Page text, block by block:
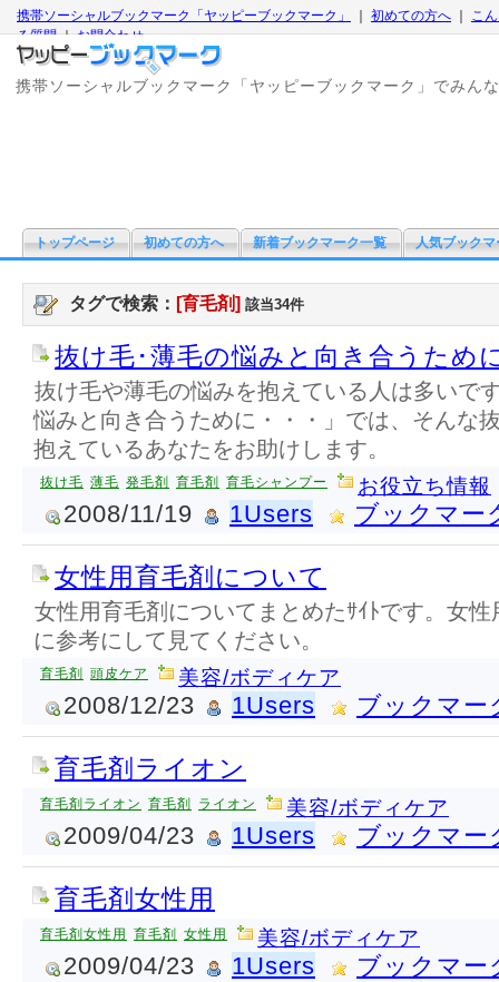
携帯ソーシャルブックマーク「ヤッピーブックマーク」 初めての方へ
こ
る質問｜お問合わせ
携帯ソーシャルブックマーク「ヤッピーブックマーク」でみん
トップページ 初めての方へ 新着ブックマーク一覧 人気ブックマ
タグで検索： [育毛剤] 該当34件
抜け毛･薄毛の悩みと向き合うため
抜け毛や薄毛の悩みを抱えている人は多いで
悩みと向き合うために・・・」では、そんな
抱えているあなたをお助けします。
抜け毛 薄毛 発毛剤 育毛剤 育毛シャンプー お役立ち情報
2008/11/19 1Users ブックマー
女性用育毛剤について
女性用育毛剤についてまとめたｻｲﾄです。女
に参考にして見てください。
育毛剤 頭皮ケア 美容/ボディケア
2008/12/23 1Users ブックマー
育毛剤ライオン
育毛剤ライオン 育毛剤 ライオン 美容/ボディケア
2009/04/23 1Users ブックマー
育毛剤女性用
育毛剤女性用 育毛剤 女性用 美容/ボディケア
2009/04/23 1Users ブックマー